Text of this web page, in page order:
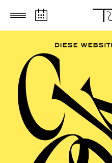
Zum Hauptinhalt springen